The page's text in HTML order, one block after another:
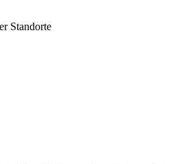
Standorte